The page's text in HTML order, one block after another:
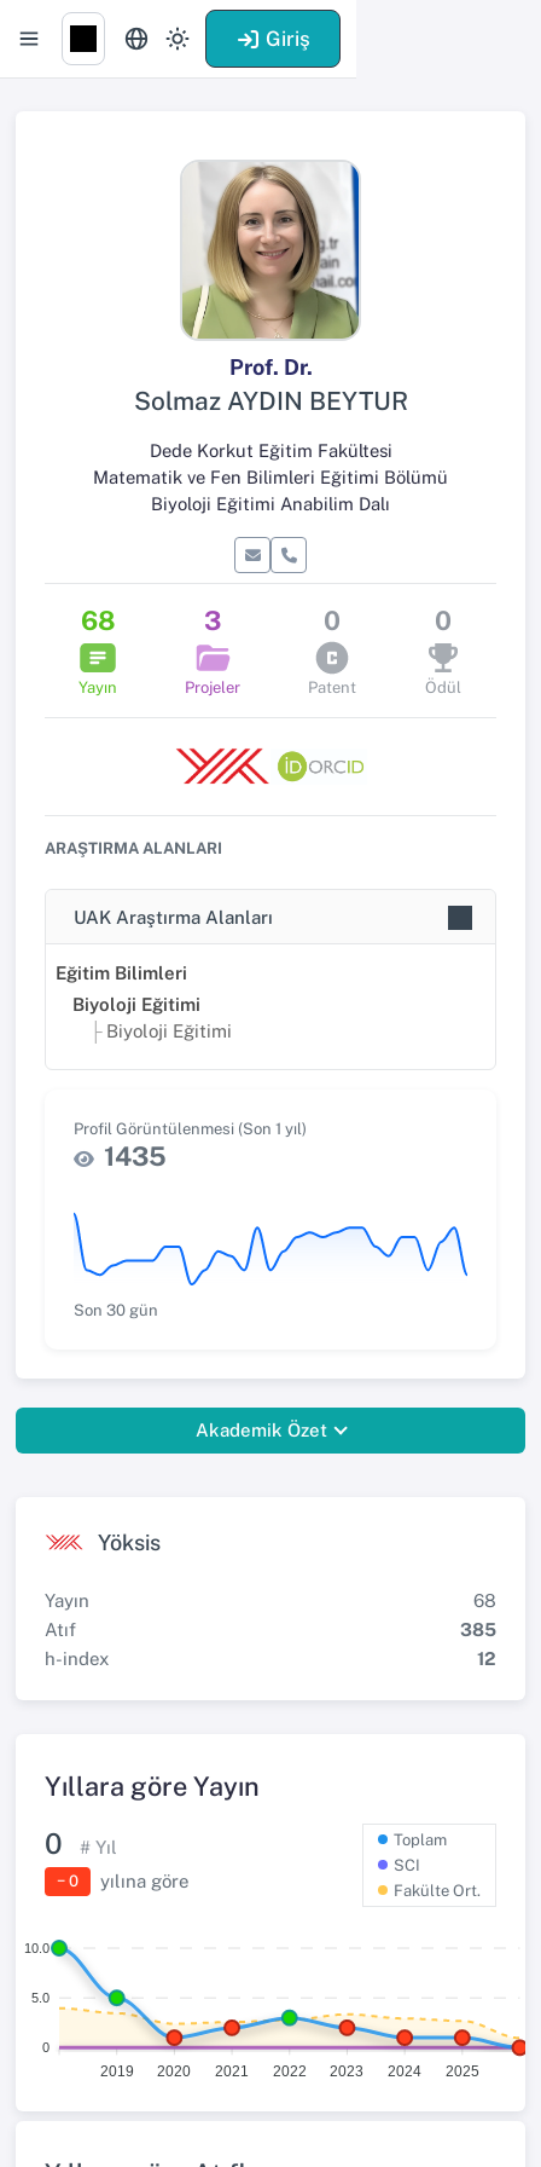
Giriş
Prof. Dr.
Solmaz AYDIN BEYTUR
Dede Korkut Eğitim Fakültesi
Matematik ve Fen Bilimleri Eğitimi Bölümü
Biyoloji Eğitimi Anabilim Dalı
68
Yayın
3
Projeler
0
Patent
0
Ödül
ARAŞTIRMA ALANLARI
UAK Araştırma Alanları
Eğitim Bilimleri
Biyoloji Eğitimi
Biyoloji Eğitimi
Profil Görüntülenmesi (Son 1 yıl)
1435
Son 30 gün
Akademik Özet
Yöksis
Yayın
68
Atıf
385
h-index
12
Yıllara göre Yayın
0 # Yıl
− 0 yılına göre
Toplam
SCI
Fakülte Ort.
10.0
5.0
0
2019 2020 2021 2022 2023 2024 2025